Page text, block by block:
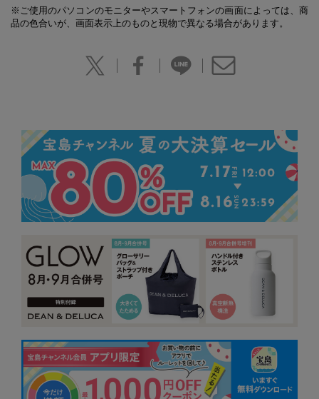
※ご使用のパソコンのモニターやスマートフォンの画面によっては、商
品の色合いが、画面表示上のものと現物で異なる場合があります。